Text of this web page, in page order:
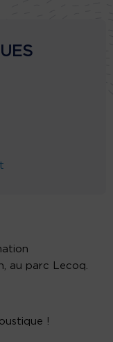
au parc Lecoq.
!